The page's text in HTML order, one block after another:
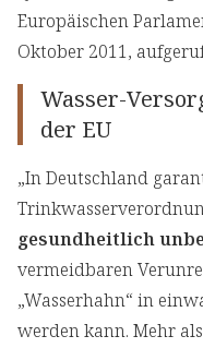
Europäischen
Oktober 2011,
Wasser-
der EU
„In Deutschland
gesundheitlich
vermeidbaren
„Wasserhahn“ in
werden kann. Mehr